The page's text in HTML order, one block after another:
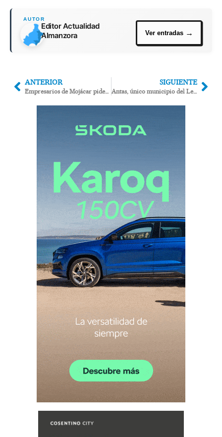
Editor Actualidad
Almanzora
ANTERIOR
Empresarios de Mojácar piden solucionar el problema de aparcamiento, agravado por las autocaravanas
SIGUIENTE
Antas, único municipio del Levante que promueve viviendas de protección oficial